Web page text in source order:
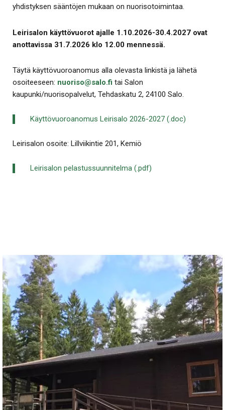
yhdistyksen sääntöjen mukaan on nuorisotoimintaa.
Leirisalon käyttövuorot ajalle 1.10.2026-30.4.2027 ovat
anottavissa 31.7.2026 klo 12.00 mennessä.
Täytä käyttövuoroanomus alla olevasta linkistä ja lähetä
osoiteeseen: nuoriso​@​salo.​fi​ tai Salon
kaupunki/nuorisopalvelut, Tehdaskatu 2, 24100 Salo.
Käyttövuoroanomus Leirisalo 2026-2027 (.doc)
Leirisalon osoite: Lillviikintie 201, Kemiö
Leirisalon pelastussuunnitelma (.pdf)